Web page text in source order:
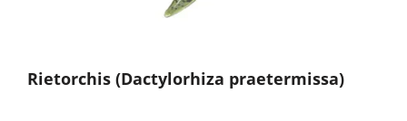
Rietorchis (Dactylorhiza praetermissa)